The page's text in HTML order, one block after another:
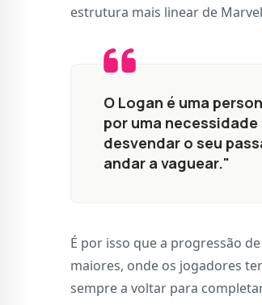
estrutura mais linear de
O Logan é uma
por uma
desvendar o seu
andar a vaguear."
É por isso que a progressão
maiores, onde os jogadores
sempre a voltar para